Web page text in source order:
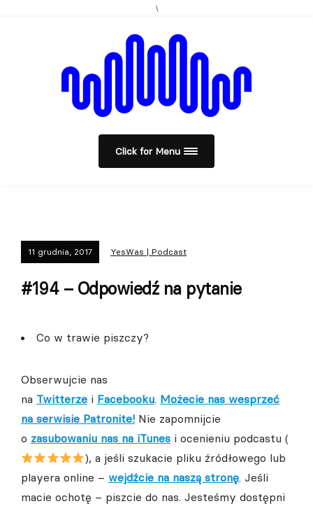
\
Click for Menu
11 grudnia, 2017 YesWas | Podcast
#194 – Odpowiedź na pytanie
Co w trawie piszczy?
Obserwujcie nas
na Twitterze i Facebooku. Możecie nas wesprzeć
na serwisie Patronite! Nie zapomnijcie
o zasubowaniu nas na iTunes i ocenieniu podcastu (
), a jeśli szukacie pliku źródłowego lub
playera online – wejdźcie na naszą stronę. Jeśli
macie ochotę – piszcie do nas. Jesteśmy dostępni